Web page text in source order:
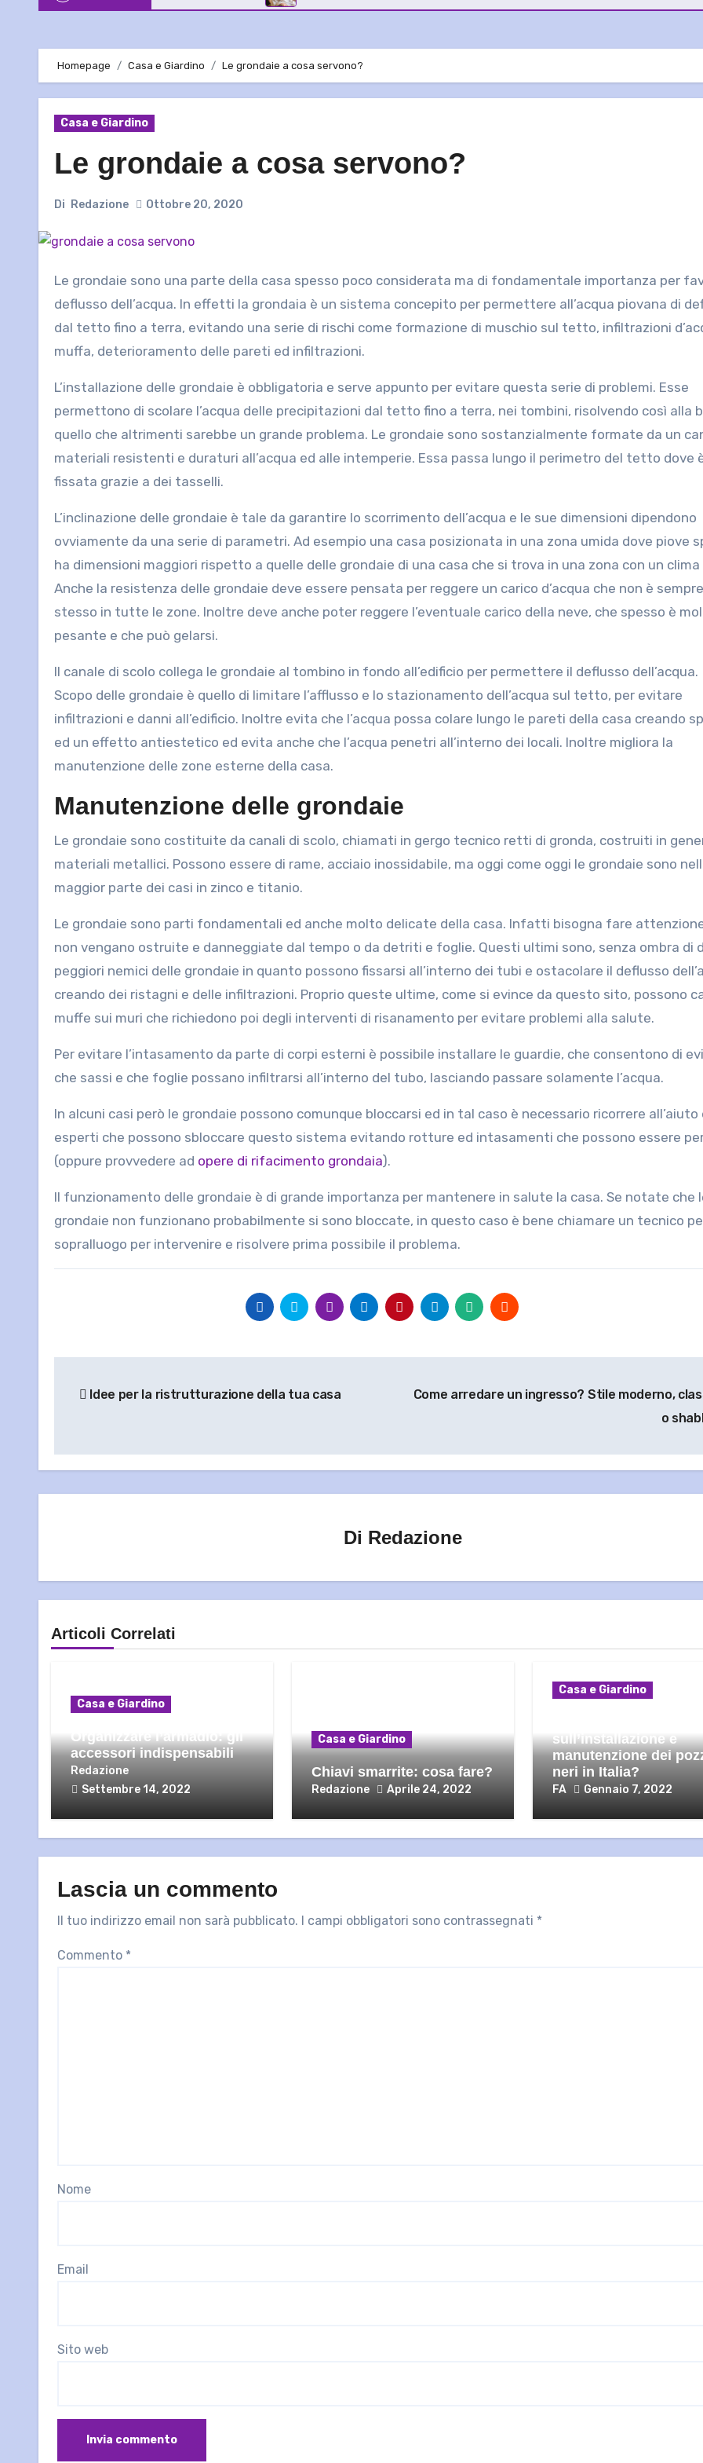
Homepage Casa e Giardino Le grondaie a cosa servono?
Casa e Giardino
Le grondaie a cosa servono?
Di Redazione Ottobre 20, 2020
Le grondaie sono una parte della casa spesso poco considerata ma di fondamentale importanza per favorire il
deflusso dell’acqua. In effetti la grondaia è un sistema concepito per permettere all’acqua piovana di
dal tetto fino a terra, evitando una serie di rischi come formazione di muschio sul tetto, infiltrazioni
muffa, deterioramento delle pareti ed infiltrazioni.
L’installazione delle grondaie è obbligatoria e serve appunto per evitare questa serie di problemi. Esse
permettono di scolare l’acqua delle precipitazioni dal tetto fino a terra, nei tombini, risolvendo così alla
quello che altrimenti sarebbe un grande problema. Le grondaie sono sostanzialmente formate da un
materiali resistenti e duraturi all’acqua ed alle intemperie. Essa passa lungo il perimetro del tetto dove
fissata grazie a dei tasselli.
L’inclinazione delle grondaie è tale da garantire lo scorrimento dell’acqua e le sue dimensioni dipendono
ovviamente da una serie di parametri. Ad esempio una casa posizionata in una zona umida dove piove
ha dimensioni maggiori rispetto a quelle delle grondaie di una casa che si trova in una zona con un clima
Anche la resistenza delle grondaie deve essere pensata per reggere un carico d’acqua che non è
stesso in tutte le zone. Inoltre deve anche poter reggere l’eventuale carico della neve, che spesso è
pesante e che può gelarsi.
Il canale di scolo collega le grondaie al tombino in fondo all’edificio per permettere il deflusso dell’acqua.
Scopo delle grondaie è quello di limitare l’afflusso e lo stazionamento dell’acqua sul tetto, per evitare
infiltrazioni e danni all’edificio. Inoltre evita che l’acqua possa colare lungo le pareti della casa creando
ed un effetto antiestetico ed evita anche che l’acqua penetri all’interno dei locali. Inoltre migliora la
manutenzione delle zone esterne della casa.
Manutenzione delle grondaie
Le grondaie sono costituite da canali di scolo, chiamati in gergo tecnico retti di gronda, costruiti in
materiali metallici. Possono essere di rame, acciaio inossidabile, ma oggi come oggi le grondaie sono
maggior parte dei casi in zinco e titanio.
Le grondaie sono parti fondamentali ed anche molto delicate della casa. Infatti bisogna fare
non vengano ostruite e danneggiate dal tempo o da detriti e foglie. Questi ultimi sono, senza ombra di
peggiori nemici delle grondaie in quanto possono fissarsi all’interno dei tubi e ostacolare il deflusso
creando dei ristagni e delle infiltrazioni. Proprio queste ultime, come si evince da questo sito, possono
muffe sui muri che richiedono poi degli interventi di risanamento per evitare problemi alla salute.
Per evitare l’intasamento da parte di corpi esterni è possibile installare le guardie, che consentono di
che sassi e che foglie possano infiltrarsi all’interno del tubo, lasciando passare solamente l’acqua.
In alcuni casi però le grondaie possono comunque bloccarsi ed in tal caso è necessario ricorrere all’aiuto
esperti che possono sbloccare questo sistema evitando rotture ed intasamenti che possono essere
(oppure provvedere ad opere di rifacimento grondaia).
Il funzionamento delle grondaie è di grande importanza per mantenere in salute la casa. Se notate che
grondaie non funzionano probabilmente si sono bloccate, in questo caso è bene chiamare un tecnico
sopralluogo per intervenire e risolvere prima possibile il problema.
articoli
Idee per la ristrutturazione della tua casa
Come arredare un ingresso? Stile moderno,
o
Di Redazione
Articoli Correlati
Casa e Giardino
Organizzare l’armadio: gli
accessori indispensabili
Redazione
Settembre 14, 2022
Casa e Giardino
Chiavi smarrite: cosa fare?
Redazione Aprile 24, 2022
Casa e Giardino
sull’installazione e
manutenzione dei
neri in Italia?
FA Gennaio 7, 2022
Lascia un commento
Il tuo indirizzo email non sarà pubblicato. I campi obbligatori sono contrassegnati *
Commento *
Nome
Email
Sito web